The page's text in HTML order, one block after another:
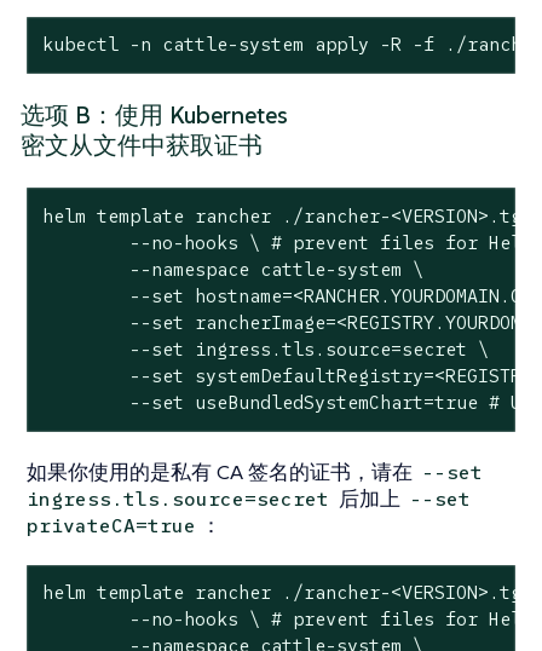
kubectl -n cattle-system apply -R -f ./rancher
选项 B：使用 Kubernetes
密文从文件中获取证书
helm template rancher ./rancher-
--set useBundledSystemChart=true #
如果你使用的是私有 CA 签名的证书，请在 --set
ingress.tls.source=secret 后加上 --set
privateCA=true
：
helm template rancher ./rancher-